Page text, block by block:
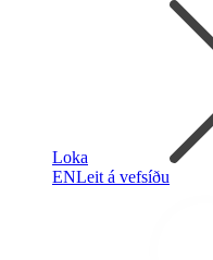
Loka
ENLeit á vefsíðu